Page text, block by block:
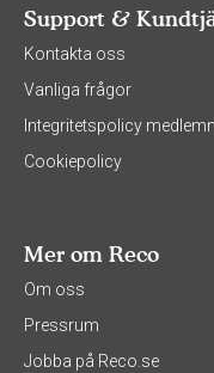
Support &
Kontakta oss
Vanliga frågor
Integritetspolicy
Cookiepolicy
Mer om Reco
Om oss
Pressrum
Jobba på Reco.se